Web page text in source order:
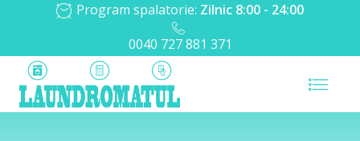
Program spalatorie: Zilnic 8:00 - 24:00
0040 727 881 371